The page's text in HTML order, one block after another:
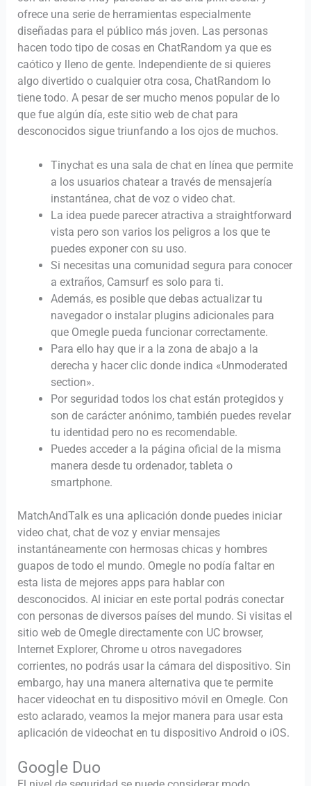
ofrece una serie de herramientas especialmente
diseñadas para el público más joven. Las personas
hacen todo tipo de cosas en ChatRandom ya que es
caótico y lleno de gente. Independiente de si quieres
algo divertido o cualquier otra cosa, ChatRandom lo
tiene todo. A pesar de ser mucho menos popular de lo
que fue algún día, este sitio web de chat para
desconocidos sigue triunfando a los ojos de muchos.
Tinychat es una sala de chat en línea que permite
a los usuarios chatear a través de mensajería
instantánea, chat de voz o video chat.
La idea puede parecer atractiva a straightforward
vista pero son varios los peligros a los que te
puedes exponer con su uso.
Si necesitas una comunidad segura para conocer
a extraños, Camsurf es solo para ti.
Además, es posible que debas actualizar tu
navegador o instalar plugins adicionales para
que Omegle pueda funcionar correctamente.
Para ello hay que ir a la zona de abajo a la
derecha y hacer clic donde indica «Unmoderated
section».
Por seguridad todos los chat están protegidos y
son de carácter anónimo, también puedes revelar
tu identidad pero no es recomendable.
Puedes acceder a la página oficial de la misma
manera desde tu ordenador, tableta o
smartphone.
MatchAndTalk es una aplicación donde puedes iniciar
video chat, chat de voz y enviar mensajes
instantáneamente con hermosas chicas y hombres
guapos de todo el mundo. Omegle no podía faltar en
esta lista de mejores apps para hablar con
desconocidos. Al iniciar en este portal podrás conectar
con personas de diversos países del mundo. Si visitas el
sitio web de Omegle directamente con UC browser,
Internet Explorer, Chrome u otros navegadores
corrientes, no podrás usar la cámara del dispositivo. Sin
embargo, hay una manera alternativa que te permite
hacer videochat en tu dispositivo móvil en Omegle. Con
esto aclarado, veamos la mejor manera para usar esta
aplicación de videochat en tu dispositivo Android o iOS.
Google Duo